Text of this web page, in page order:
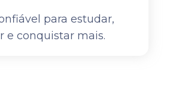
para estudar,
e conquistar mais.